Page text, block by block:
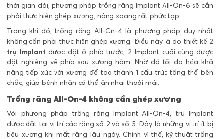
thời gian dài, phương pháp trồng răng Implant All-On-6 sẽ cần
phải thực hiện ghép xương, nâng xoang rất phức tạp.
Trong khi đó, trồng răng All-On-4 là phương pháp duy nhất
không cần phải thực hiện ghép xương. Điều này là do thiết kế 2
trụ Implant được đặt ở phía trước, 2 Implant cuối cùng được
đặt nghiêng về phía sau xương hàm. Nhờ đó tối đa hóa khả
năng tiếp xúc với xương để tạo thành 1 cấu trúc tổng thể bền
chắc, giúp bệnh nhân có thể ăn nhai thoải mái.
Trồng răng All-On-4 không cần ghép xương
Với phương pháp trồng răng Implant All-On-4, trụ Implant
được đặt tại vị trí các răng số 2 và số 5. Đây là những vị trí ít bị
tiêu xương khi mất răng lâu ngày. Chính vì thế, kỹ thuật trồng